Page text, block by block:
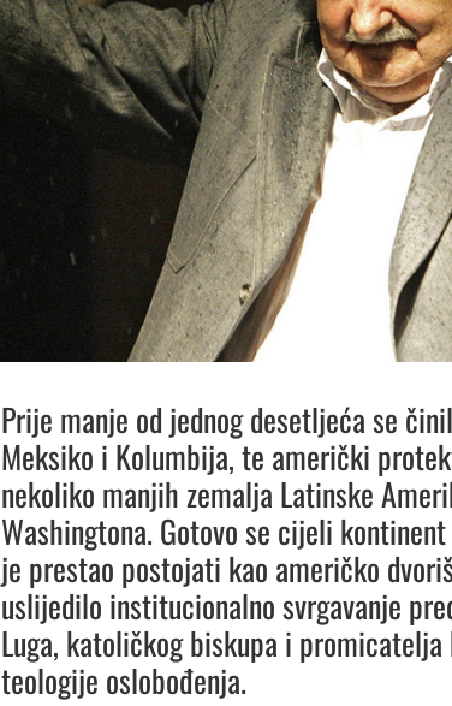
Prije manje od jednog desetljeća se
Meksiko i Kolumbija, te američki
nekoliko manjih zemalja Latinske
Washingtona. Gotovo se cijeli
je prestao postojati kao američko
uslijedilo institucionalno svrgavanje
Luga, katoličkog biskupa i
teologije oslobođenja.